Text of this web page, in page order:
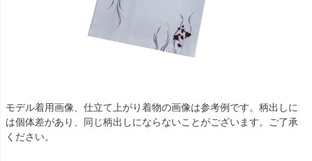
モデル着用画像、仕立て上がり着物の画像は参考例です。柄出しに
は個体差があり、同じ柄出しにならないことがございます。ご了承
ください。